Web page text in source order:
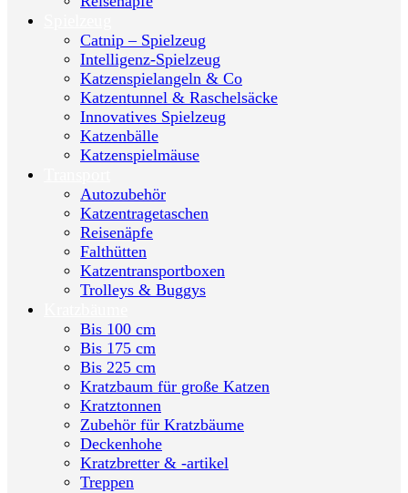
Catnip – Spielzeug
Intelligenz-Spielzeug
Katzenspielangeln & Co
Katzentunnel & Raschelsäcke
Innovatives Spielzeug
Katzenbälle
Katzenspielmäuse
Autozubehör
Katzentragetaschen
Reisenäpfe
Falthütten
Katzentransportboxen
Trolleys & Buggys
Bis 100 cm
Bis 175 cm
Bis 225 cm
Kratzbaum für große Katzen
Kratztonnen
Zubehör für Kratzbäume
Deckenhohe
Kratzbretter & -artikel
Treppen